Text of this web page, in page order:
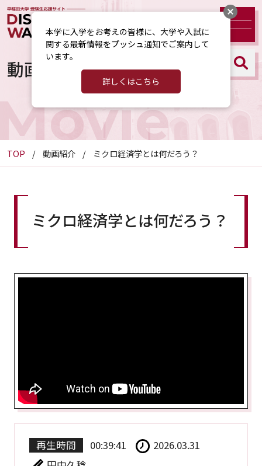
動画紹介
TOP 動画紹介 ミクロ経済学とは何だろう？
ミクロ経済学とは何だろう？
再生時間 00:39:41
2026.03.31
本学に入学をお考えの皆様に、大学や入試に
関する最新情報をプッシュ通知でご案内して
います。
詳しくはこちら